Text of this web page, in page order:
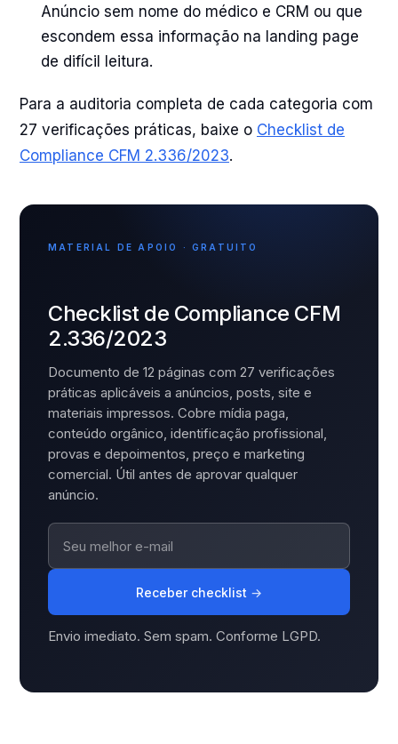
Anúncio sem nome do médico e CRM ou que
escondem essa informação na landing page
de difícil leitura.
Para a auditoria completa de cada categoria com
27 verificações práticas, baixe o Checklist de
Compliance CFM 2.336/2023.
MATERIAL DE APOIO · GRATUITO
Checklist de Compliance CFM
2.336/2023
Documento de 12 páginas com 27 verificações
práticas aplicáveis a anúncios, posts, site e
materiais impressos. Cobre mídia paga,
conteúdo orgânico, identificação profissional,
provas e depoimentos, preço e marketing
comercial. Útil antes de aprovar qualquer
anúncio.
Receber checklist →
Envio imediato. Sem spam. Conforme LGPD.